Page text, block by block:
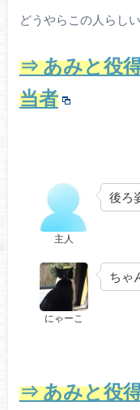
どうやらこの人らしい
⇒ あみと役
当者
主人
後ろ
にゃーこ
ちゃ
⇒ あみと役